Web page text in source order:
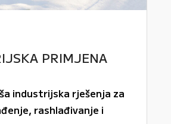
PRIMJENA
industrijska rješenja za
rashlađivanje i